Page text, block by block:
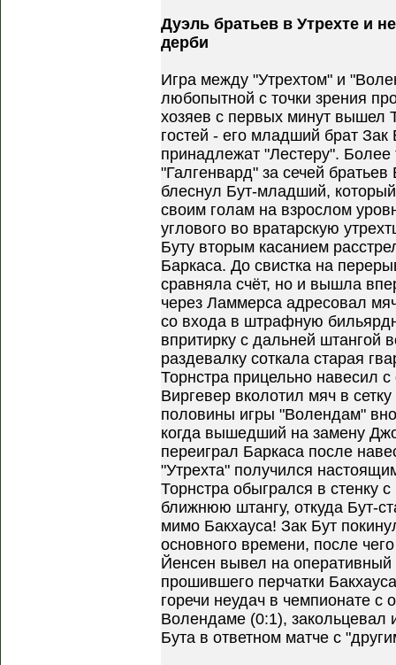
Дуэль братьев в Утрехте и
дерби
Игра между "Утрехтом" и
любопытной с точки зрения
хозяев с первых минут вышел
гостей - его младший брат Зак
принадлежат "Лестеру". Более
"Галгенвард" за сечей
блеснул Бут-младший,
своим голам на взрослом
углового во вратарскую
Буту вторым касанием
Баркаса. До свистка на
сравняла счёт, но и вышла
через Ламмерса адресовал
со входа в штрафную
впритирку с дальней штангой
раздевалку соткала старая
Торнстра прицельно навесил
Виргевер вколотил мяч в
половины игры "Волендам"
когда вышедший на замену
переиграл Баркаса после
"Утрехта" получился
Торнстра обыгрался в стенку
ближнюю штангу, откуда Бут-
мимо Бакхауса! Зак Бут
основного времени, после
Йенсен вывел на
прошившего перчатки
горечи неудач в чемпионате с
Волендаме (0:1),
Бута в ответном матче с